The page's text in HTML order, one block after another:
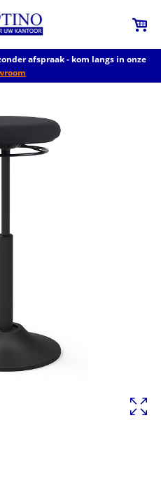
afspraak - kom langs in onze